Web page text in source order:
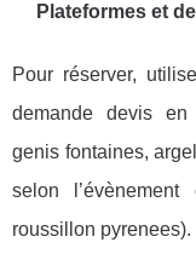
Plateformes et
Pour réserver,
demande devis en
genis fontaines,
selon
roussillon pyrenees).